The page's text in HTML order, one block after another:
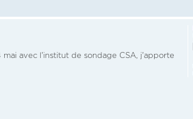
avec l'institut de sondage CSA, j'apporte